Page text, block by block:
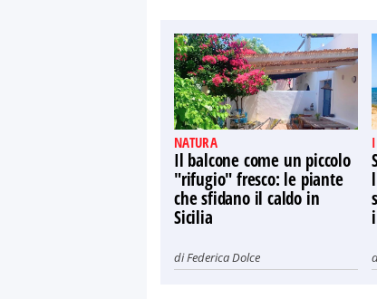
NATURA
Il balcone come un piccolo
"rifugio" fresco: le piante
che sfidano il caldo in
Sicilia
diFederica Dolce